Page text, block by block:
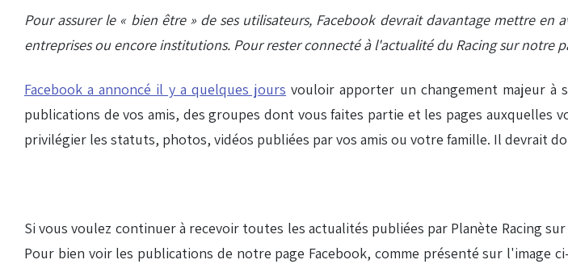
Pour assurer le « bien être » de ses utilisateurs, Facebook devrait davantage mettre
entreprises ou encore institutions. Pour rester connecté à l'actualité du Racing sur notre
Facebook a annoncé il y a quelques jours vouloir apporter un changement majeur
publications de vos amis, des groupes dont vous faites partie et les pages auxquelles
privilégier les statuts, photos, vidéos publiées par vos amis ou votre famille. Il devrait
Si vous voulez continuer à recevoir toutes les actualités publiées par Planète Racing
Pour bien voir les publications de notre page Facebook, comme présenté sur l'image